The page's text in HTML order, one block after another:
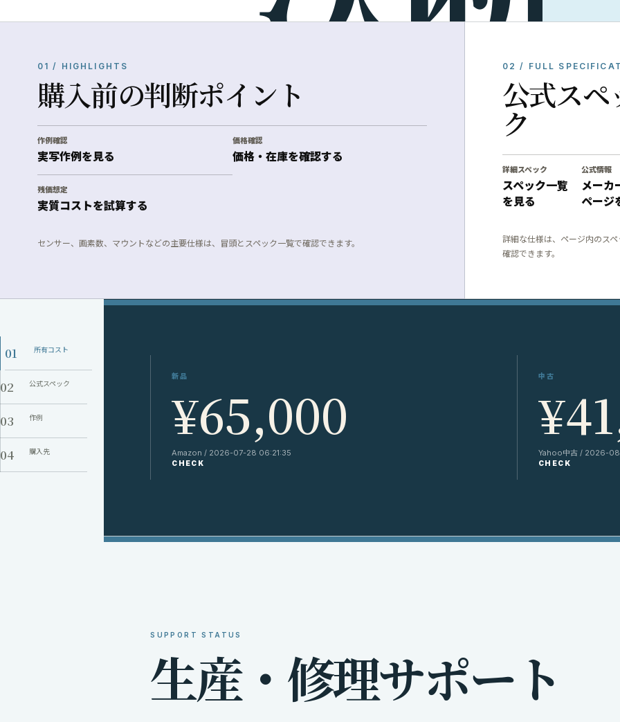
01 / HIGHLIGHTS
購入前の判断ポイント
作例確認
実写作例を見る
価格確認
価格・在庫を確認する
残価想定
実質コストを試算する
センサー、画素数、マウントなどの主要仕様は、冒頭とスペック一覧で確認できます。
02 / FULL
公式スペ
ク
詳細スペック
スペック一覧
を見る
公式情報
メーカ
ページ
詳細な仕様は、ページ内のス
確認できます。
01 所有コスト
02 公式スペック
03 作例
04 購入先
新品
¥65,000
Amazon / 2026-07-28 06:21:35
CHECK
中古
Yahoo中古 / 2026-
CHECK
SUPPORT STATUS
生産・ 修理サポー ト